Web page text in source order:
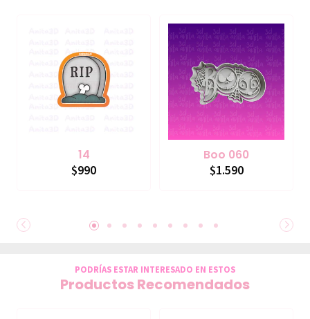
14
$990
Boo 060
$1.590
PODRÍAS ESTAR INTERESADO EN ESTOS
Productos Recomendados